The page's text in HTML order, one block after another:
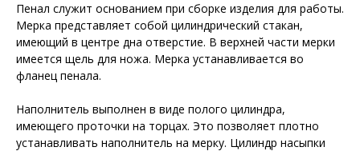
Пенал служит основанием при сборке изделия для работы.
Мерка представляет собой цилиндрический стакан,
имеющий в центре дна отверстие. В верхней части мерки
имеется щель для ножа. Мерка устанавливается во
фланец пенала.
Наполнитель выполнен в виде полого цилиндра,
имеющего проточки на торцах. Это позволяет плотно
устанавливать наполнитель на мерку. Цилиндр насыпки